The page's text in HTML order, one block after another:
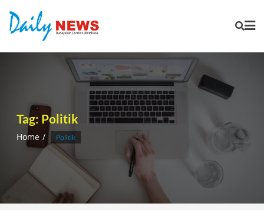
content
Tag: Politik
Home Politik